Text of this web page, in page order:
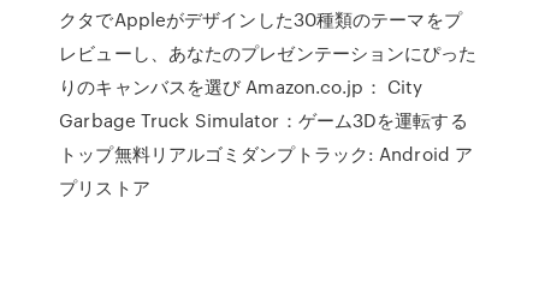
クタでAppleがデザインした30種類のテーマをプ
レビューし、あなたのプレゼンテーションにぴった
りのキャンバスを選び Amazon.co.jp： City
Garbage Truck Simulator：ゲーム3Dを運転する
トップ無料リアルゴミダンプトラック: Android ア
プリストア